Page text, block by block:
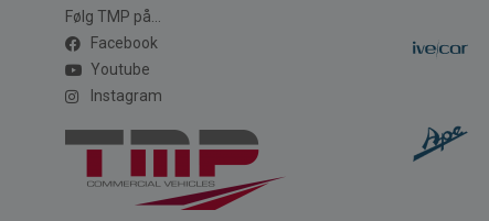
Følg TMP på...
Facebook
Youtube
Instagram